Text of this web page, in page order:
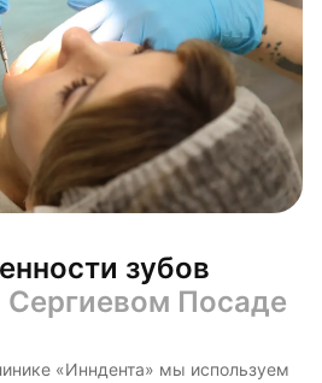
зубов
Сергиевом Посаде
«Инндента» мы используем